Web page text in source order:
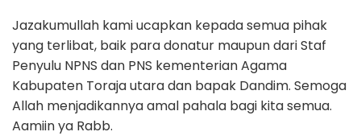
Jazakumullah kami ucapkan kepada semua pihak
yang terlibat, baik para donatur maupun dari Staf
Penyulu NPNS dan PNS kementerian Agama
Kabupaten Toraja utara dan bapak Dandim. Semoga
Allah menjadikannya amal pahala bagi kita semua.
Aamiin ya Rabb.